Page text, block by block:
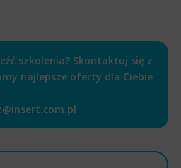
szkolenia? Skontaktuj się z
najlepsze oferty dla Ciebie